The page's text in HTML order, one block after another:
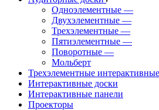
Одноэлементные —
Двухэлементные —
Трехэлементные —
Пятиэлементные —
Поворотные —
Мольберт
Трехэлементные
Интерактивные доски
Интерактивные панели
Проекторы